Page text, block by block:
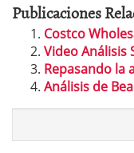
Publicaciones
Costco
Video Análisis
Repasando la
Análisis de